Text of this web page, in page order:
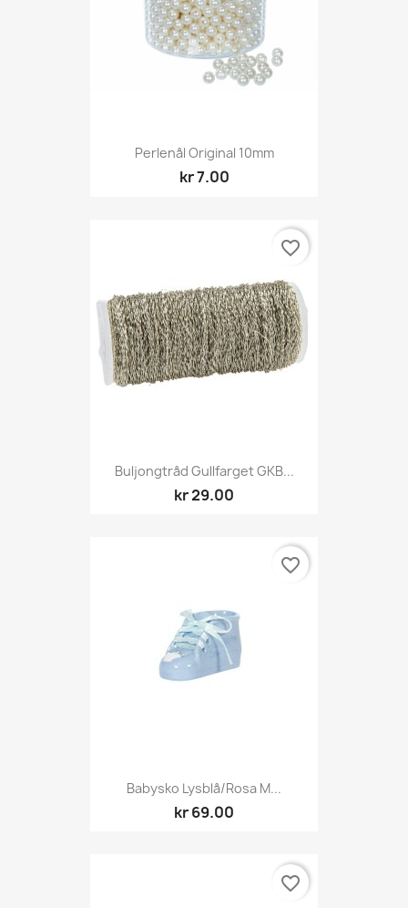
Perlenål Original 10mm
kr 7.00
Buljongtråd Gullfarget GKB...
kr 29.00
favorite_border
Babysko Lysblå/rosa M...
kr 69.00
favorite_border
favorite_border